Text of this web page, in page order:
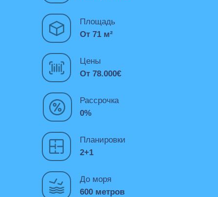
Планировки
2+1
Цены
От 78.000€
Площадь
От 71 м²
До моря
600 метров
Рассрочка
0%